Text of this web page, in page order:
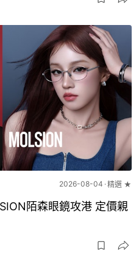
2026-08-04 精選 ★
陌森眼鏡攻港 定價親